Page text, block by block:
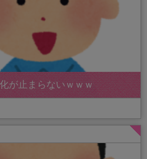
が止まらないｗｗｗ